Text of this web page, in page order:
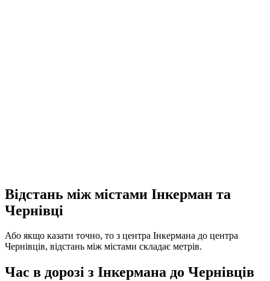
Відстань між містами Інкерман та
Чернівці
Або якщо казати точно, то з центра Інкермана до центра
Чернівців, відстань між містами складає метрів.
Час в дорозі з Інкермана до Чернівців